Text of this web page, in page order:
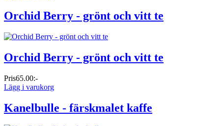
Orchid Berry - grönt och vitt te
Orchid Berry - grönt och vitt te
Pris65.00:-
Lägg i varukorg
Kanelbulle - färskmalet kaffe